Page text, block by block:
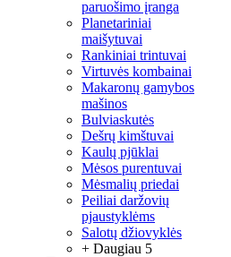
paruošimo įranga
Planetariniai
maišytuvai
Rankiniai trintuvai
Virtuvės kombainai
Makaronų gamybos
mašinos
Bulviaskutės
Dešrų kimštuvai
Kaulų pjūklai
Mėsos purentuvai
Mėsmalių priedai
Peiliai daržovių
pjaustyklėms
Salotų džiovyklės
+ Daugiau 5